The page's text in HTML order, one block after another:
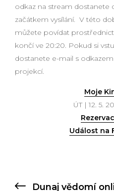
odkaz na stream
začátkem vysílání. V této
můžete povídat
končí ve 20:20. Pokud si
dostanete e-mail s
projekcí.
Moje
ÚT | 12. 5.
Událost na